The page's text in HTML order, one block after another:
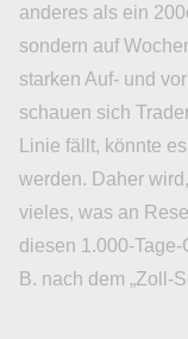
anderes als ein
sondern auf
starken Auf- und
schauen sich
Linie fällt, könnte
werden. Daher
vieles, was an
diesen 1.000-
B. nach dem „Zoll-